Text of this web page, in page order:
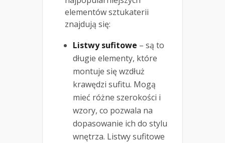
elementów sztukaterii
znajdują się:
Listwy sufitowe – są to
długie elementy, które
montuje się wzdłuż
krawędzi sufitu. Mogą
mieć różne szerokości i
wzory, co pozwala na
dopasowanie ich do stylu
wnętrza. Listwy sufitowe